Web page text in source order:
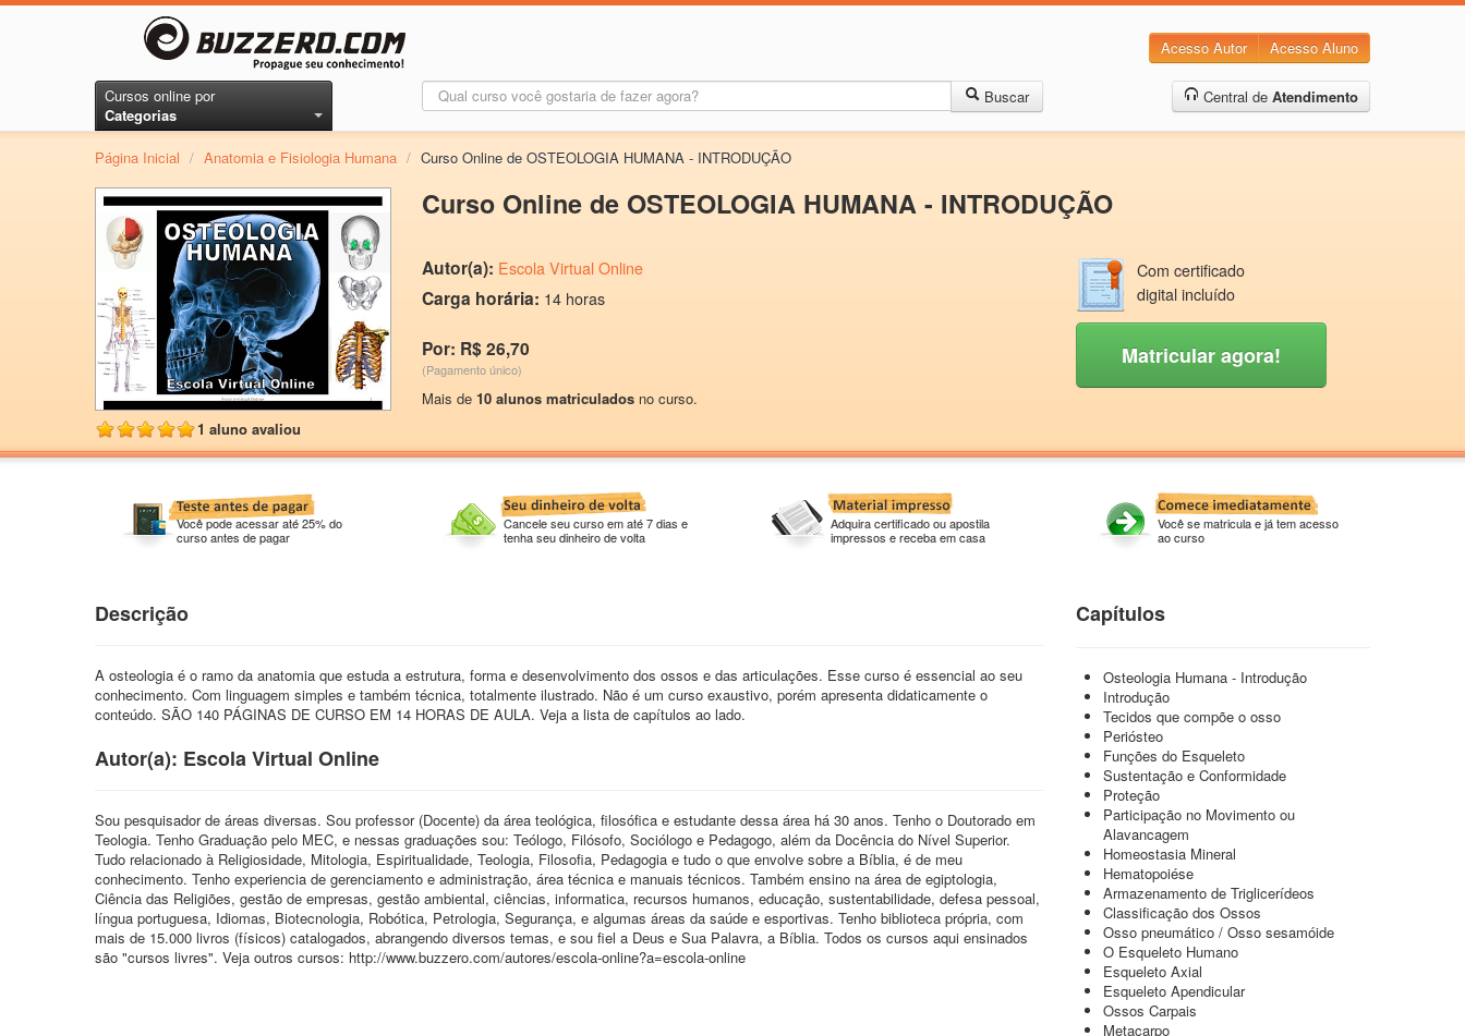
Acesso Autor Acesso Aluno
Cursos online por
Categorias
Buscar Central de Atendimento
Página Inicial / Anatomia e Fisiologia Humana / Curso Online de OSTEOLOGIA HUMANA - INTRODUÇÃO
1 aluno avaliou
Curso Online de OSTEOLOGIA HUMANA - INTRODUÇÃO
Autor(a): Escola Virtual Online
Carga horária: 14 horas
Por: R$ 26,70
(Pagamento único)
Mais de 10 alunos matriculados no curso.
Com certificado
digital incluído
Matricular agora!
Você pode acessar até 25% do
curso antes de pagar
Cancele seu curso em até 7 dias e
tenha seu dinheiro de volta
Adquira certificado ou apostila
impressos e receba em casa
Você se matricula e já tem acesso
ao curso
Descrição
A osteologia é o ramo da anatomia que estuda a estrutura, forma e desenvolvimento dos ossos e das articulações. Esse curso é essencial ao seu
conhecimento. Com linguagem simples e também técnica, totalmente ilustrado. Não é um curso exaustivo, porém apresenta didaticamente o
conteúdo. SÃO 140 PÁGINAS DE CURSO EM 14 HORAS DE AULA. Veja a lista de capítulos ao lado.
Autor(a): Escola Virtual Online
Sou pesquisador de áreas diversas. Sou professor (Docente) da área teológica, filosófica e estudante dessa área há 30 anos. Tenho o Doutorado em
Teologia. Tenho Graduação pelo MEC, e nessas graduações sou: Teólogo, Filósofo, Sociólogo e Pedagogo, além da Docência do Nível Superior.
Tudo relacionado à Religiosidade, Mitologia, Espiritualidade, Teologia, Filosofia, Pedagogia e tudo o que envolve sobre a Bíblia, é de meu
conhecimento. Tenho experiencia de gerenciamento e administração, área técnica e manuais técnicos. Também ensino na área de egiptologia,
Ciência das Religiões, gestão de empresas, gestão ambiental, ciências, informatica, recursos humanos, educação, sustentabilidade, defesa pessoal,
língua portuguesa, Idiomas, Biotecnologia, Robótica, Petrologia, Segurança, e algumas áreas da saúde e esportivas. Tenho biblioteca própria, com
mais de 15.000 livros (físicos) catalogados, abrangendo diversos temas, e sou fiel a Deus e Sua Palavra, a Bíblia. Todos os cursos aqui ensinados
são "cursos livres". Veja outros cursos: http://www.buzzero.com/autores/escola-online?a=escola-online
Capítulos
Osteologia Humana - Introdução
Introdução
Tecidos que compõe o osso
Periósteo
Funções do Esqueleto
Sustentação e Conformidade
Proteção
Participação no Movimento ou
Alavancagem
Homeostasia Mineral
Hematopoiése
Armazenamento de Triglicerídeos
Classificação dos Ossos
Osso pneumático / Osso sesamóide
O Esqueleto Humano
Esqueleto Axial
Esqueleto Apendicular
Ossos Carpais
Metacarpo